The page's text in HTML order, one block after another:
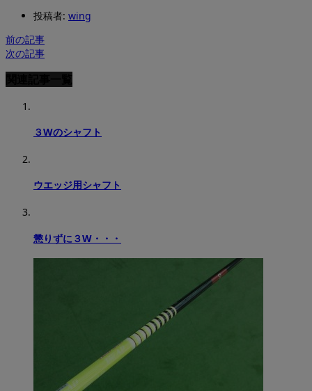
投稿者: wing
前の記事
次の記事
３Wのシャフト
ウエッジ用シャフト
懲りずに３W・・・